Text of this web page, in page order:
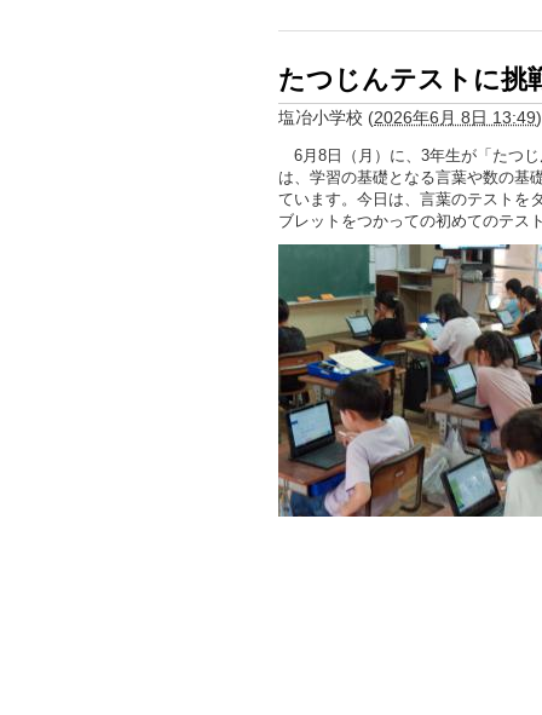
たつじんテストに挑
塩冶小学校 (2026年6月 8日 13:49)
6月8日（月）に、3年生が「たつ
は、学習の基礎となる言葉や数の基
ています。今日は、言葉のテストを
ブレットをつかっての初めてのテス